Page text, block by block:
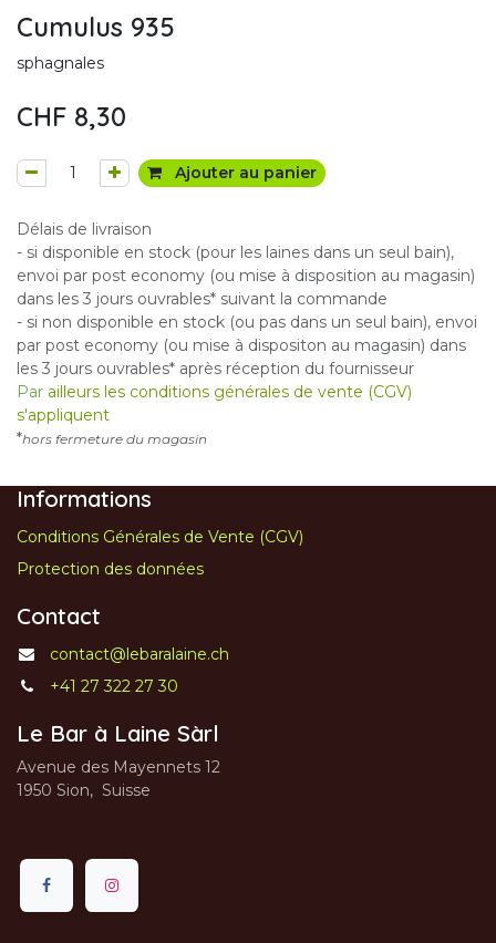
Cumulus 935
sphagnales
CHF 8,30
Ajouter au panier
Délais de livraison
- si disponible en stock (pour les laines dans un seul bain),
envoi par post economy (ou mise à disposition au magasin)
dans les 3 jours ouvrables* suivant la commande
- si non disponible en stock (ou pas dans un seul bain), envoi
par post economy (ou mise à dispositon au magasin) dans
les 3 jours ouvrables* après réception du fournisseur
Par ailleurs les conditions générales de vente (CGV)
s'appliquent
*hors fermeture du magasin
Informations
Conditions Générales de Vente (CGV)
Protection des données
Contact
contact@lebaralaine.ch
+41 27 322 27 30
Le Bar à Laine Sàrl
Avenue des Mayennets 12
1950 Sion, Suisse